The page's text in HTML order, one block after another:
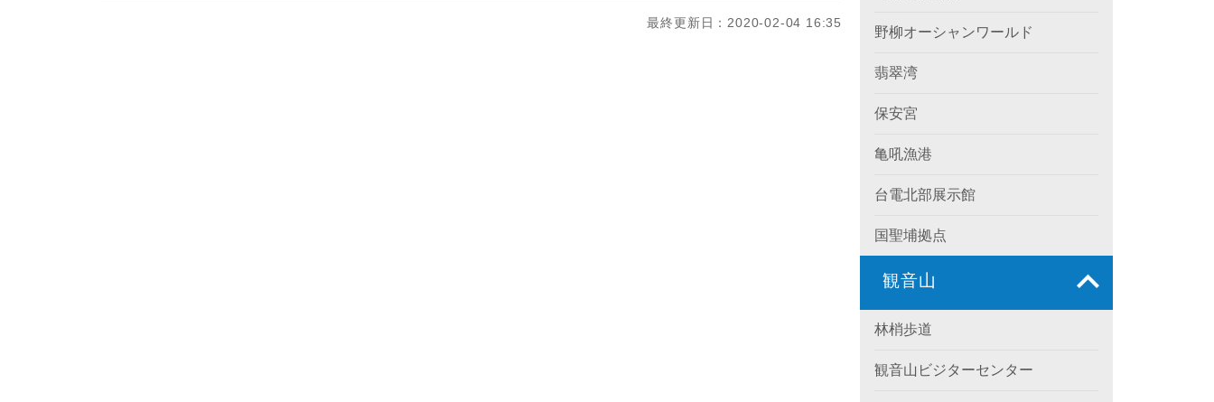
最終更新日：2020-02-04 16:35
野柳オーシャンワールド
翡翠湾
保安宮
亀吼漁港
台電北部展示館
国聖埔拠点
観音山
林梢歩道
観音山ビジターセンター